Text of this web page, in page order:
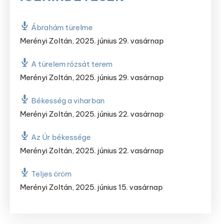
Ábrahám türelme
Merényi Zoltán, 2025. június 29. vasárnap
A türelem rózsát terem
Merényi Zoltán, 2025. június 29. vasárnap
Békesség a viharban
Merényi Zoltán, 2025. június 22. vasárnap
Az Úr békessége
Merényi Zoltán, 2025. június 22. vasárnap
Teljes öröm
Merényi Zoltán, 2025. június 15. vasárnap